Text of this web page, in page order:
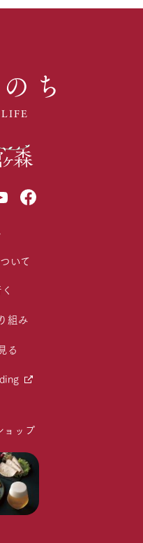
ち
いて
組み
る
ョップ